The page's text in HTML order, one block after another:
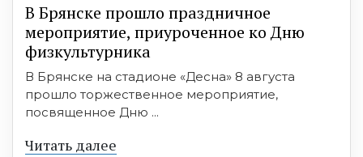
В Брянске прошло праздничное
мероприятие, приуроченное ко Дню
физкультурника
В Брянске на стадионе «Десна» 8 августа
прошло торжественное мероприятие,
посвященное Дню ...
Читать далее